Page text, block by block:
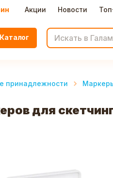
Акции Новости
Каталог
принадлежности
для